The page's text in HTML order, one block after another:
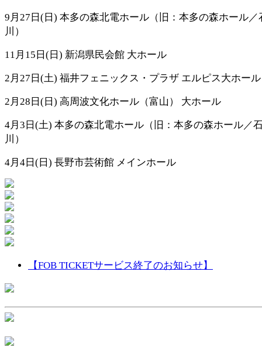
9月27日(日) 本多の森北電ホール（旧：本多の森ホール／
川）
11月15日(日) 新潟県民会館 大ホール
2月27日(土) 福井フェニックス・プラザ エルピス大ホール
2月28日(日) 高周波文化ホール（富山） 大ホール
4月3日(土) 本多の森北電ホール（旧：本多の森ホール／
川）
4月4日(日) 長野市芸術館 メインホール
【FOB TICKETサービス終了のお知らせ】